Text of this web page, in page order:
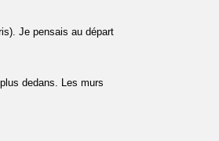
Je pensais au départ
dedans. Les murs